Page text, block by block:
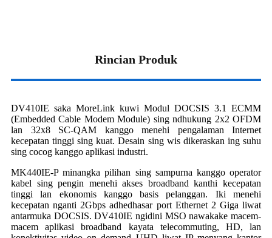
Rincian Produk
DV410IE saka MoreLink kuwi Modul DOCSIS 3.1 ECMM
(Embedded Cable Modem Module) sing ndhukung 2x2 OFDM
lan 32x8 SC-QAM kanggo menehi pengalaman Internet
kecepatan tinggi sing kuat. Desain sing wis dikeraskan ing suhu
sing cocog kanggo aplikasi industri.
MK440IE-P minangka pilihan sing sampurna kanggo operator
kabel sing pengin menehi akses broadband kanthi kecepatan
tinggi lan ekonomis kanggo basis pelanggan. Iki menehi
kecepatan nganti 2Gbps adhedhasar port Ethernet 2 Giga liwat
antarmuka DOCSIS. DV410IE ngidini MSO nawakake macem-
macem aplikasi broadband kayata telecommuting, HD, lan